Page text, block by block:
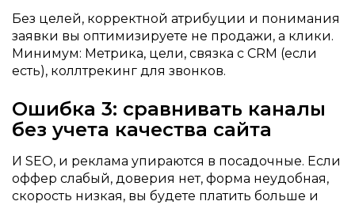
Без целей, корректной атрибуции и понимания
заявки вы оптимизируете не продажи, а клики.
Минимум: Метрика, цели, связка с CRM (если
есть), коллтрекинг для звонков.
Ошибка 3: сравнивать каналы
без учета качества сайта
И SEO, и реклама упираются в посадочные. Если
оффер слабый, доверия нет, форма неудобная,
скорость низкая, вы будете платить больше и